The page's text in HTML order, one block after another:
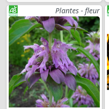
Plantes - fleur